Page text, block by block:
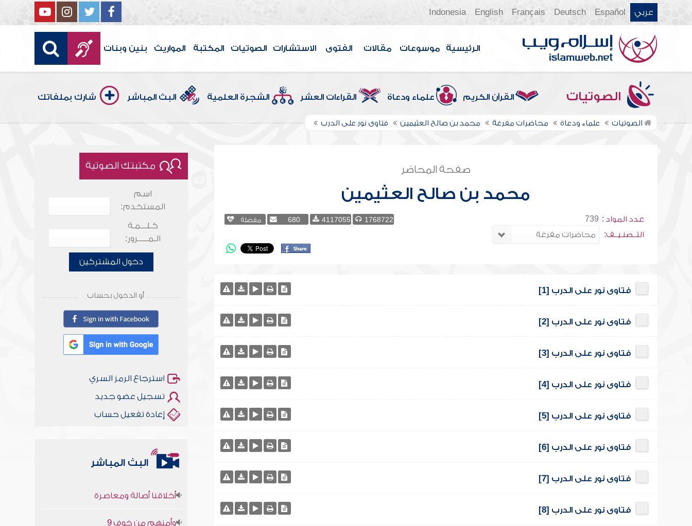
عربي Español
Deutsch
Français
English
Indonesia
الرئيسية موسوعات مقالات الفتوى الاستشارات الصوتيات المكتبة المواريث بنين وبنات
الصوتيات القرآن الكريم علماء ودعاة القراءات العشر الشجرة العلمية البث المباشر شارك بملفاتك
الصوتيات علماء ودعاة محاضرات مفرغة محمد بن صالح العثيمين فتاوى نور على الدرب
صفحة المحاضر
محمد بن صالح العثيمين
عدد المواد : 739
التــصنـيــف:
1768722
4117055
680 مفضلة
فتاوى نور على الدرب [1]
فتاوى نور على الدرب [2]
فتاوى نور على الدرب [3]
فتاوى نور على الدرب [4]
فتاوى نور على الدرب [5]
فتاوى نور على الدرب [6]
فتاوى نور على الدرب [7]
فتاوى نور على الدرب [8]
مكتبتك الصوتية
اسم
المستخدم:
كـلـــمـة
الـمـــــرور:
دخول المشتركين
أو الدخول بحساب
استرجاع الرمز السري
تسجيل عضو جديد
إعادة تفعيل حساب
البث المباشر